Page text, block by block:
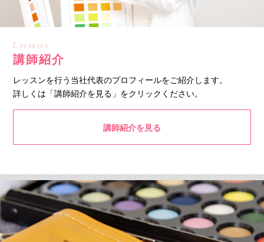
Lecturer
講師紹介
レッスンを行う当社代表のプロフィールをご紹介します。
詳しくは「講師紹介を見る」をクリックください。
講師紹介を見る